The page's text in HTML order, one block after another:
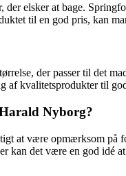
elsker at bage.
til en god pris, kan
der passer til det
af kvalitetsprodukter til
Nyborg?
at være opmærksom
det være en god idé